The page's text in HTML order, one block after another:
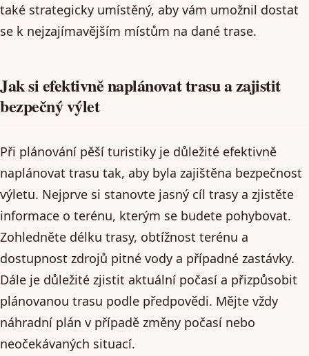
také strategicky umístěný, aby vám umožnil dostat
se k nejzajímavějším místům na dané trase.
Jak si efektivně naplánovat trasu a zajistit
bezpečný výlet
Při plánování pěší turistiky je důležité efektivně
naplánovat trasu tak, aby byla zajištěna bezpečnost
výletu. Nejprve si stanovte jasný cíl trasy a zjistěte
informace o terénu, kterým se budete pohybovat.
Zohledněte délku trasy, obtížnost terénu a
dostupnost zdrojů pitné vody a případné zastávky.
Dále je důležité zjistit aktuální počasí a přizpůsobit
plánovanou trasu podle předpovědi. Mějte vždy
náhradní plán v případě změny počasí nebo
neočekávaných situací.